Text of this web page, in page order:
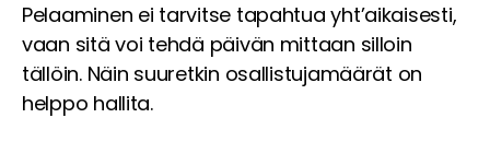
Pelaaminen ei tarvitse tapahtua yht’aikaisesti,
vaan sitä voi tehdä päivän mittaan silloin
tällöin. Näin suuretkin osallistujamäärät on
helppo hallita.